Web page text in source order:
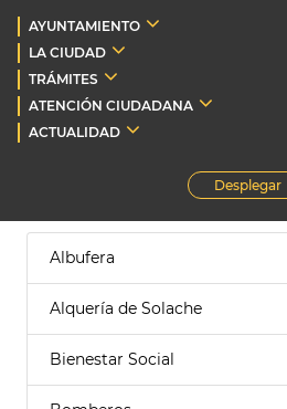
AYUNTAMIENTO
LA CIUDAD
TRÁMITES
ATENCIÓN CIUDADANA
ACTUALIDAD
Desplegar
Albufera
Alquería de Solache
Bienestar Social